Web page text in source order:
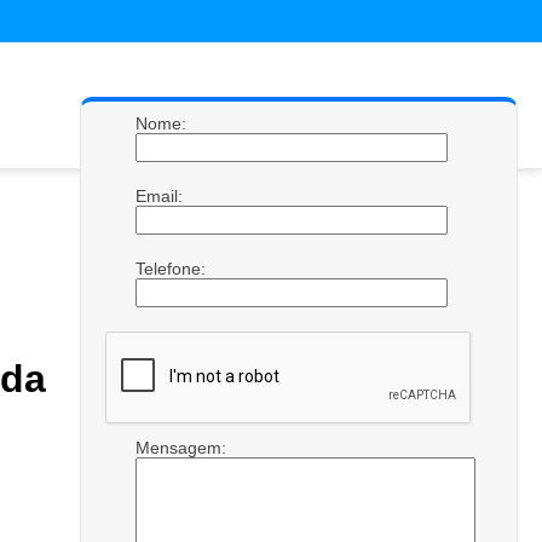
Nome:
Email:
Telefone:
Mensagem: